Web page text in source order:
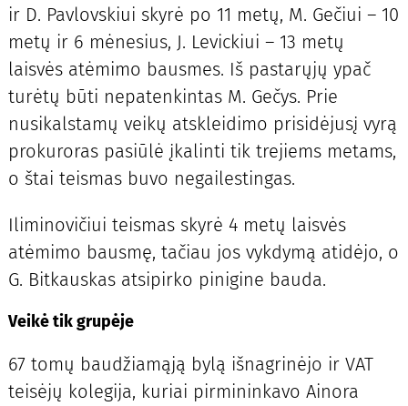
ir D. Pavlovskiui skyrė po 11 metų, M. Gečiui – 10
metų ir 6 mėnesius, J. Levickiui – 13 metų
laisvės atėmimo bausmes. Iš pastarųjų ypač
turėtų būti nepatenkintas M. Gečys. Prie
nusikalstamų veikų atskleidimo prisidėjusį vyrą
prokuroras pasiūlė įkalinti tik trejiems metams,
o štai teismas buvo negailestingas.
Iliminovičiui teismas skyrė 4 metų laisvės
atėmimo bausmę, tačiau jos vykdymą atidėjo, o
G. Bitkauskas atsipirko pinigine bauda.
Veikė tik grupėje
67 tomų baudžiamąją bylą išnagrinėjo ir VAT
teisėjų kolegija, kuriai pirmininkavo Ainora